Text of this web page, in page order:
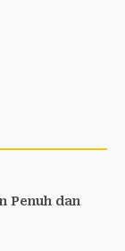
Penuh dan